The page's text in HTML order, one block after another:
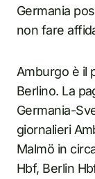
Germania
non fare
Amburgo è il
Berlino. La
Germania-
giornalieri
Malmö in
Hbf, Berlin